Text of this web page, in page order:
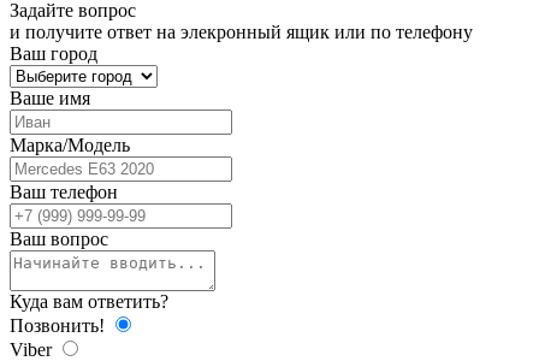
Задайте вопрос
и получите ответ на элекронный ящик или по телефону
Ваш город
Ваше имя
Марка/Модель
Ваш телефон
Ваш вопрос
Куда вам ответить?
Позвонить!
Viber